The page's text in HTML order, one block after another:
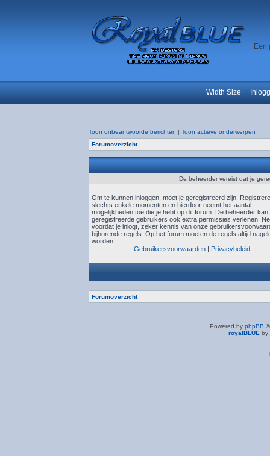
Een
Width Size
Toon onbeantwoorde berichten | Toon actieve onderwerpen
Forumoverzicht
De beheerder vereist dat je
Om te kunnen inloggen, moet je geregistreerd zijn.
slechts enkele momenten en hierdoor neemt het aantal
mogelijkheden toe die je hebt op dit forum. De beheerder kan
geregistreerde gebruikers ook extra permissies verlenen.
voordat je inlogt, zeker kennis van onze
bijhorende regels. Op het forum moeten de regels altijd
worden.
Gebruikersvoorwaarden | Privacybeleid
Forumoverzicht
Powered by phpBB
royalBLUE by